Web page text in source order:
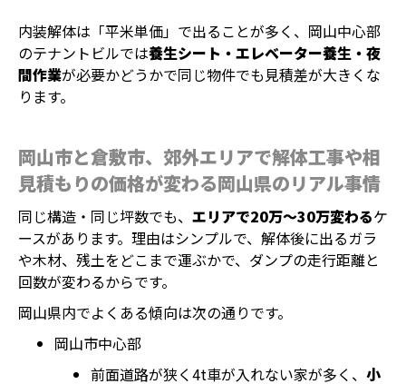
内装解体は「平米単価」で出ることが多く、岡山中心部
のテナントビルでは養生シート・エレベーター養生・夜
間作業が必要かどうかで同じ物件でも見積差が大きくな
ります。
岡山市と倉敷市、郊外エリアで解体工事や相
見積もりの価格が変わる岡山県のリアル事情
同じ構造・同じ坪数でも、 エリアで20万～30万変わるケ
ースがあります。理由はシンプルで、解体後に出るガラ
や木材、残土をどこまで運ぶかで、ダンプの走行距離と
回数が変わるからです。
岡山県内でよくある傾向は次の通りです。
岡山市中心部
前面道路が狭く4t車が入れない家が多く、 小